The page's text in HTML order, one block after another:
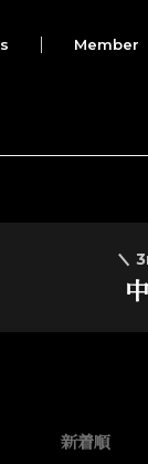
Member
新着順